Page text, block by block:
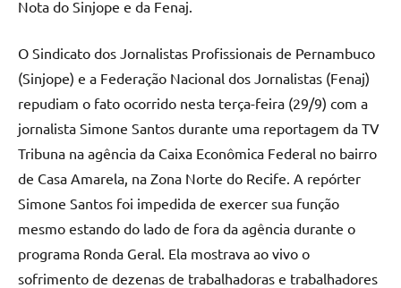
Nota do Sinjope e da Fenaj.
O Sindicato dos Jornalistas Profissionais de Pernambuco
(Sinjope) e a Federação Nacional dos Jornalistas (Fenaj)
repudiam o fato ocorrido nesta terça-feira (29/9) com a
jornalista Simone Santos durante uma reportagem da TV
Tribuna na agência da Caixa Econômica Federal no bairro
de Casa Amarela, na Zona Norte do Recife. A repórter
Simone Santos foi impedida de exercer sua função
mesmo estando do lado de fora da agência durante o
programa Ronda Geral. Ela mostrava ao vivo o
sofrimento de dezenas de trabalhadoras e trabalhadores